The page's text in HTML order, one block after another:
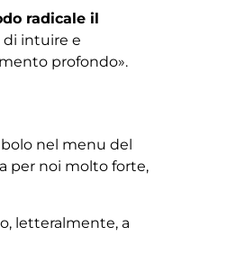
radicale il
di intuire e
profondo».
nel menu del
per noi molto forte,
letteralmente, a